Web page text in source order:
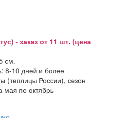
- заказ от 11 шт. (цена
см.
8-10 дней и более
(теплицы России), сезон
мая по октябрь